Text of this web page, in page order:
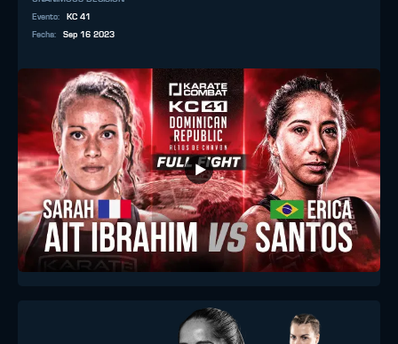
Evento:
KC 41
Fecha: Sep 16 2023